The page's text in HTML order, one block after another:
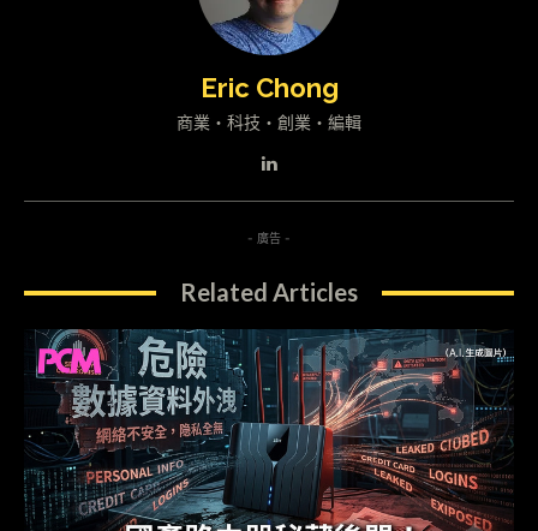
Eric Chong
商業・科技・創業・編輯
- 廣告 -
Related Articles